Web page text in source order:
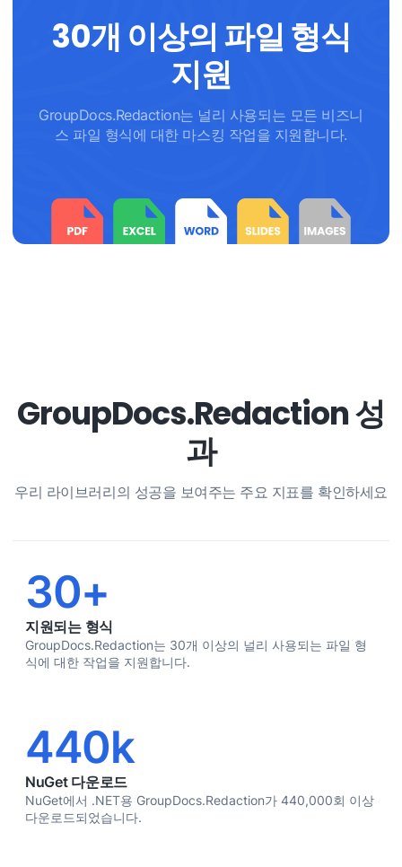
30개 이상의 파일 형식
지원
GroupDocs.Redaction는 널리 사용되는 모든 비즈니
스 파일 형식에 대한 마스킹 작업을 지원합니다.
GroupDocs.Redaction 성
과
우리 라이브러리의 성공을 보여주는 주요 지표를 확인하세요
30+
지원되는 형식
GroupDocs.Redaction는 30개 이상의 널리 사용되는 파일 형
식에 대한 작업을 지원합니다.
440k
NuGet 다운로드
NuGet에서 .NET용 GroupDocs.Redaction가 440,000회 이상
다운로드되었습니다.